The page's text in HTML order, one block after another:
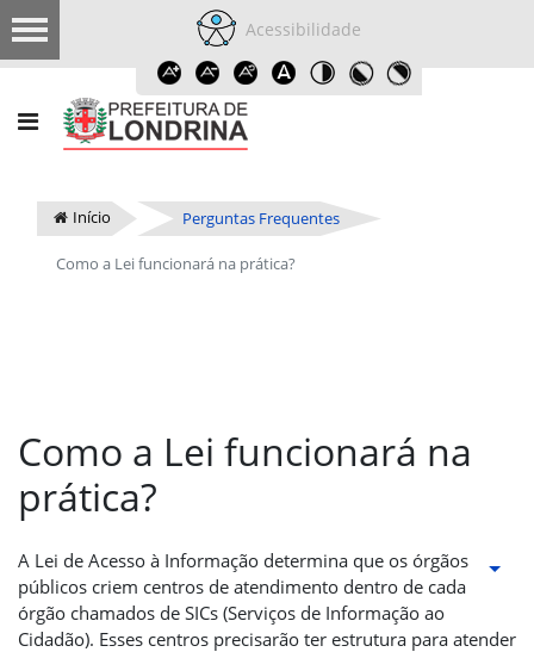
Acessibilidade
Início Perguntas Frequentes
Como a Lei funcionará na prática?
Como a Lei funcionará na
prática?
A Lei de Acesso à Informação determina que os órgãos
públicos criem centros de atendimento dentro de cada
órgão chamados de SICs (Serviços de Informação ao
Cidadão). Esses centros precisarão ter estrutura para atender